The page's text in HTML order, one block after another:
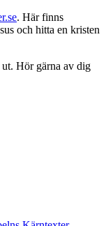
. Här finns
och hitta en kristen
Hör gärna av dig